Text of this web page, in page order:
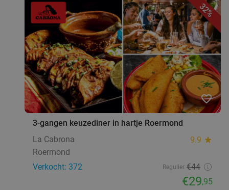
32%
favorite_border
3-gangen keuzediner in hartje Roermond
La Cabrona
9.9 star
Roermond
Verkocht: 372
Regulier €44
€29,95